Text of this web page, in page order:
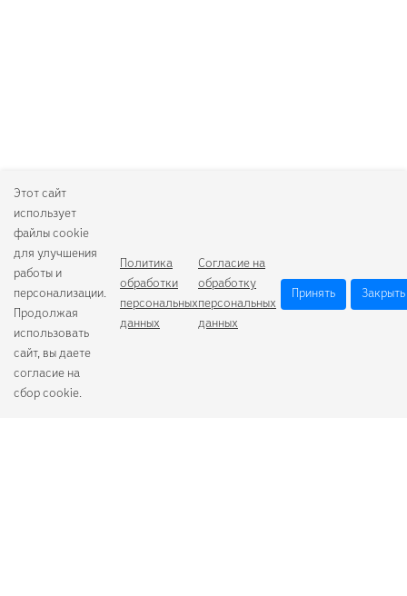
Этот сайт
использует
файлы cookie
для улучшения
работы и
персонализации.
Продолжая
использовать
сайт, вы даете
согласие на
сбор cookie.
Политика
обработки
персональных
данных
Согласие на
обработку
персональных
данных
Принять Закрыть